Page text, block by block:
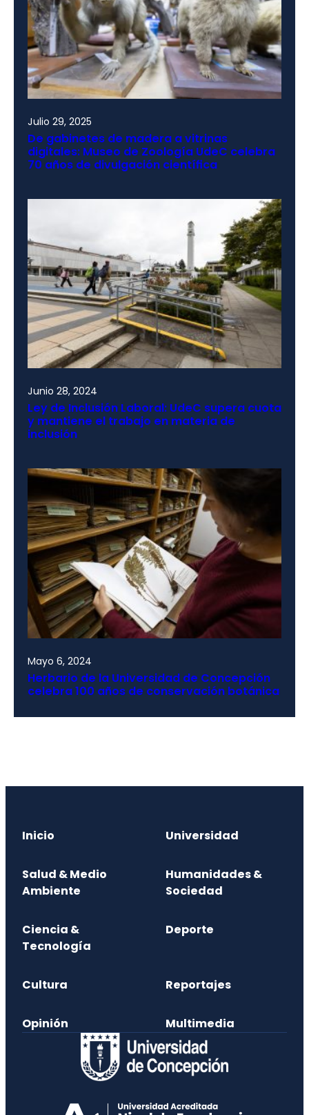
Julio 29, 2025
De gabinetes de madera a vitrinas
digitales: Museo de Zoología UdeC celebra
70 años de divulgación científica
Junio 28, 2024
Ley de Inclusión Laboral: UdeC supera cuota
y mantiene el trabajo en materia de
inclusión
Mayo 6, 2024
Herbario de la Universidad de Concepción
celebra 100 años de conservación botánica
Inicio Universidad
Salud & Medio
Ambiente
Humanidades &
Sociedad
Ciencia &
Tecnología
Deporte
Cultura Reportajes
Opinión Multimedia